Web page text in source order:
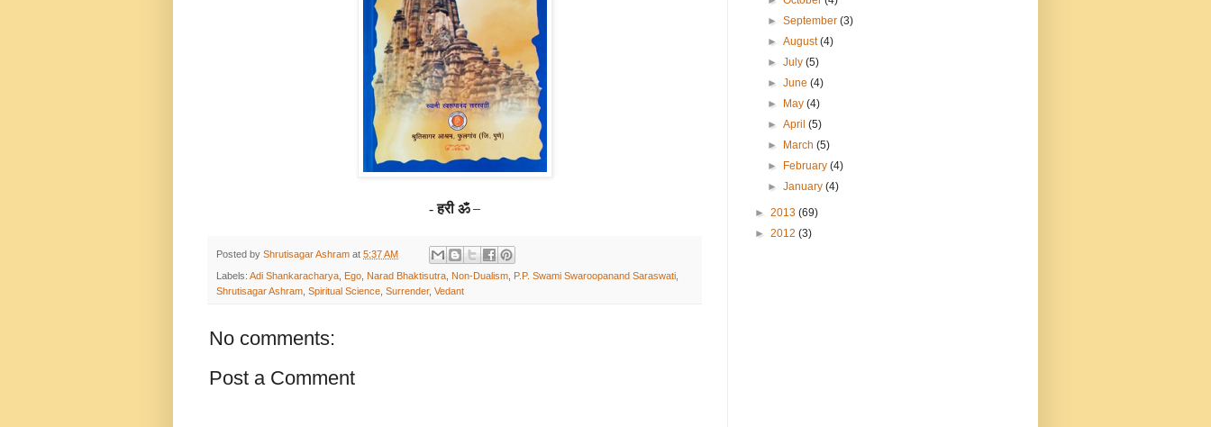
-हरी ॐ–
Posted by Shrutisagar Ashram at 5:37 AM
Labels: Adi Shankaracharya Ego Narad Bhaktisutra Non-Dualism P.P. Swami Swaroopanand Saraswati
Shrutisagar Ashram Spiritual Science Surrender, Vedant
No comments:
Post a Comment
►September(3)
►August(4)
►July(5)
►June(4)
►
May(4)
►April(5)
►
March(5)
►
February(4)
►January(4)
► 2013 (69)
► 2012 (3)